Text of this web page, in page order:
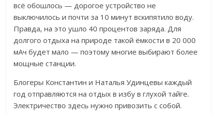
всё обошлось — дорогое устройство не
выключилось и почти за 10 минут вскипятило воду.
Правда, на это ушло 40 процентов заряда. Для
долгого отдыха на природе такой ёмкости в 20 000
мАч будет мало — поэтому многие выбирают более
мощные станции.
Блогеры Константин и Наталья Удинцевы каждый
год отправляются на отдых в избу в глухой тайге.
Электричество здесь нужно привозить с собой.